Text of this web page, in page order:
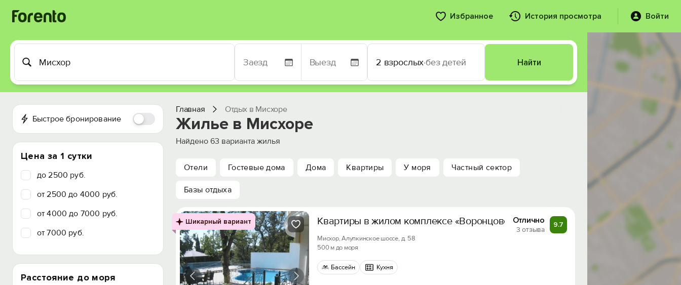
Избранное История просмотра Войти
2 взрослых·без детей Найти
Быстрое бронирование
Цена за 1 сутки
до 2500 руб.
от 2500 до 4000 руб.
от 4000 до 7000 руб.
от 7000 руб.
Расстояние до моря
Главная Отдых в Мисхоре
Жилье в Мисхоре
Найдено 63 варианта жилья
Отели Гостевые дома Дома Квартиры У моря Частный сектор
Базы отдыха
Шикарный вариант Квартиры в жилом комплексе «Воронцовский»Отлично
3 отзыва
9.7
Мисхор, Алупкинское шоссе, д. 58
500 м до моря
Бассейн Кухня